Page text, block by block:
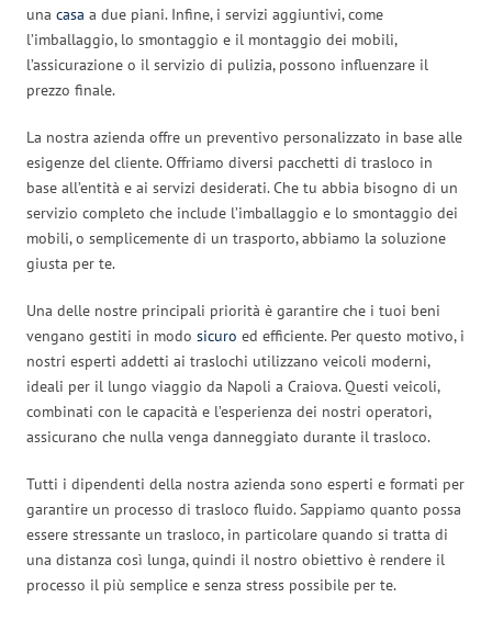
una casa a due piani. Infine, i servizi aggiuntivi, come
l’imballaggio, lo smontaggio e il montaggio dei mobili,
l’assicurazione o il servizio di pulizia, possono influenzare il
prezzo finale.
La nostra azienda offre un preventivo personalizzato in base alle
esigenze del cliente. Offriamo diversi pacchetti di trasloco in
base all’entità e ai servizi desiderati. Che tu abbia bisogno di un
servizio completo che include l’imballaggio e lo smontaggio dei
mobili, o semplicemente di un trasporto, abbiamo la soluzione
giusta per te.
Una delle nostre principali priorità è garantire che i tuoi beni
vengano gestiti in modo sicuro ed efficiente. Per questo motivo, i
nostri esperti addetti ai traslochi utilizzano veicoli moderni,
ideali per il lungo viaggio da Napoli a Craiova. Questi veicoli,
combinati con le capacità e l’esperienza dei nostri operatori,
assicurano che nulla venga danneggiato durante il trasloco.
Tutti i dipendenti della nostra azienda sono esperti e formati per
garantire un processo di trasloco fluido. Sappiamo quanto possa
essere stressante un trasloco, in particolare quando si tratta di
una distanza così lunga, quindi il nostro obiettivo è rendere il
processo il più semplice e senza stress possibile per te.